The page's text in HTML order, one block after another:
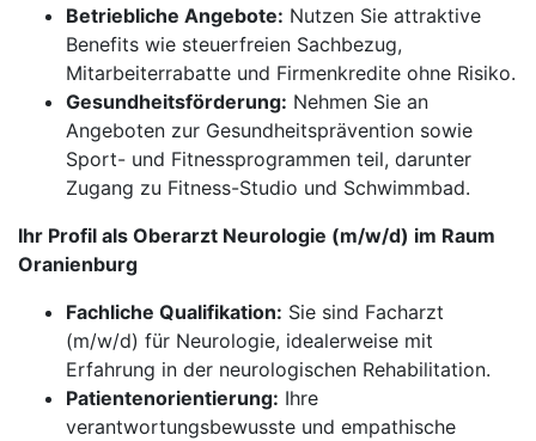
Betriebliche Angebote: Nutzen Sie attraktive
Benefits wie steuerfreien Sachbezug,
Mitarbeiterrabatte und Firmenkredite ohne Risiko.
Gesundheitsförderung: Nehmen Sie an
Angeboten zur Gesundheitsprävention sowie
Sport- und Fitnessprogrammen teil, darunter
Zugang zu Fitness-Studio und Schwimmbad.
Ihr Profil als Oberarzt Neurologie (m/w/d) im Raum
Oranienburg
Fachliche Qualifikation: Sie sind Facharzt
(m/w/d) für Neurologie, idealerweise mit
Erfahrung in der neurologischen Rehabilitation.
Patientenorientierung: Ihre
verantwortungsbewusste und empathische